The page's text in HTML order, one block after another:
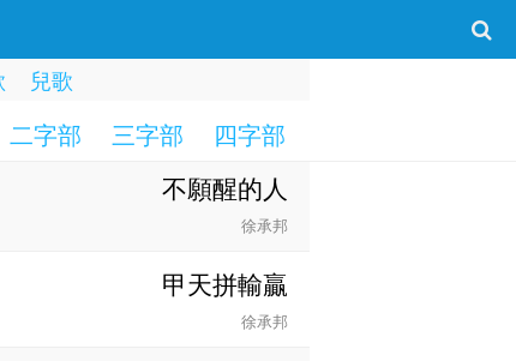
兒歌
二字部 三字部 四字部
不願醒的人
徐承邦
甲天拼輸贏
徐承邦